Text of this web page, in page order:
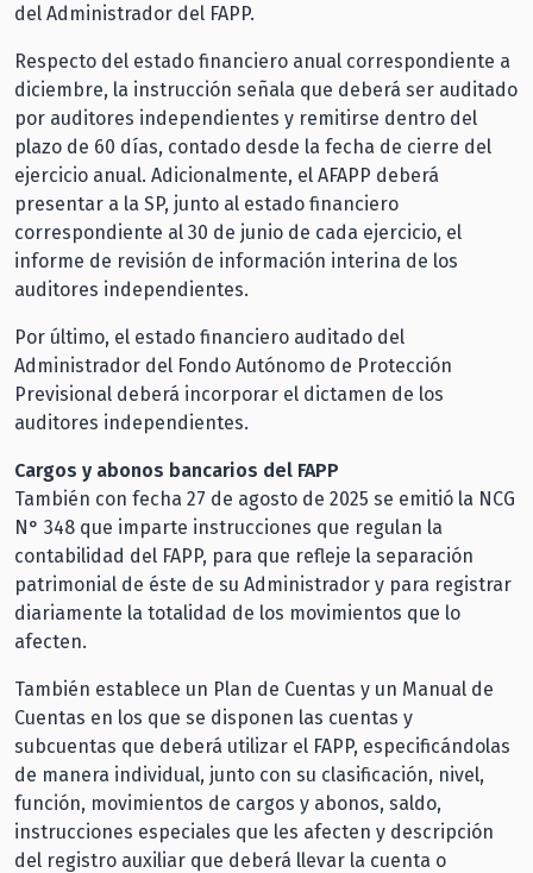
del Administrador del FAPP.
Respecto del estado financiero anual correspondiente a
diciembre, la instrucción señala que deberá ser auditado
por auditores independientes y remitirse dentro del
plazo de 60 días, contado desde la fecha de cierre del
ejercicio anual. Adicionalmente, el AFAPP deberá
presentar a la SP, junto al estado financiero
correspondiente al 30 de junio de cada ejercicio, el
informe de revisión de información interina de los
auditores independientes.
Por último, el estado financiero auditado del
Administrador del Fondo Autónomo de Protección
Previsional deberá incorporar el dictamen de los
auditores independientes.
Cargos y abonos bancarios del FAPP
También con fecha 27 de agosto de 2025 se emitió la NCG
N° 348 que imparte instrucciones que regulan la
contabilidad del FAPP, para que refleje la separación
patrimonial de éste de su Administrador y para registrar
diariamente la totalidad de los movimientos que lo
afecten.
También establece un Plan de Cuentas y un Manual de
Cuentas en los que se disponen las cuentas y
subcuentas que deberá utilizar el FAPP, especificándolas
de manera individual, junto con su clasificación, nivel,
función, movimientos de cargos y abonos, saldo,
instrucciones especiales que les afecten y descripción
del registro auxiliar que deberá llevar la cuenta o